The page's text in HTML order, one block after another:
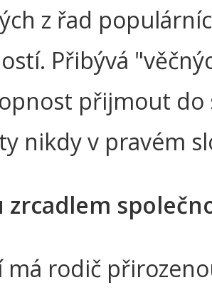
z řad
Přibývá
přijmout
nikdy v pravém
zrcadlem
má rodič